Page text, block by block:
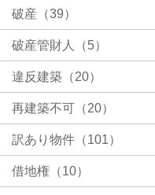
破産（39）
破産管財人（5）
違反建築（20）
再建築不可（20）
訳あり物件（101）
借地権（10）